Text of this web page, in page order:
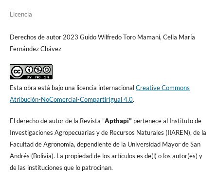
Licencia
Derechos de autor 2023 Guido Wilfredo Toro Mamani, Celia María
Fernández Chávez
Esta obra está bajo una licencia internacionalCreative Commons
Atribución-NoComercial-CompartirIgual 4.0.
El derecho de autor de la Revista "Apthapi" pertenece al Instituto de
Investigaciones Agropecuarias y de Recursos Naturales (IIAREN), de la
Facultad de Agronomí­a, dependiente de la Universidad Mayor de San
Andrés (Bolivia). La propiedad de los artí­culos es de(l) o los autor(es) y
de las instituciones que lo patrocinan.